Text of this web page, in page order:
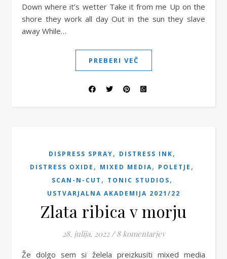
Down where it’s wetter Take it from me Up on the
shore they work all day Out in the sun they slave
away While…
PREBERI VEČ
DISPRESS SPRAY, DISTRESS INK,
DISTRESS OXIDE , MIXED MEDIA, POLETJE ,
SCAN-N-CUT , TONIC STUDIOS,
USTVARJALNA AKADEMIJA 2021/22
Zlata ribica v morju
28. julija, 2022 / 8 komentarjev
Že dolgo sem si želela preizkusiti mixed media